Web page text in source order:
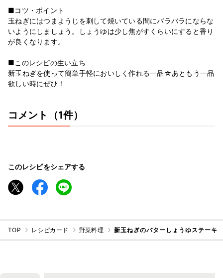
■コツ・ポイント
玉ねぎにはつまようじを刺して焼いている間にバラバラにならな
いようにしましょう。しょうゆは少し焦がすくらいにすると香り
が良くなります。
■このレシピの生い立ち
新玉ねぎを使って簡単手軽においしく作れる一品☆あともう一品
欲しい時にぜひ！
コメント（1件）
このレシピをシェアする
TOP レシピカード 野菜料理 新玉ねぎのバターしょうゆステーキ